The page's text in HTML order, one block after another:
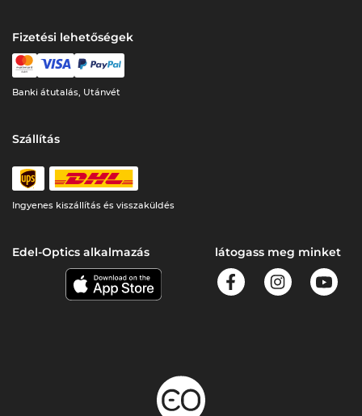
Fizetési lehetőségek
Banki átutalás, Utánvét
Szállítás
Ingyenes kiszállítás és visszaküldés
Edel-Optics alkalmazás látogass meg minket